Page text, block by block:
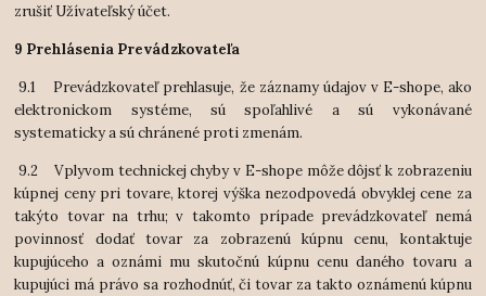
zrušiť Užívateľský účet.
9 Prehlásenia Prevádzkovateľa
9.1 Prevádzkovateľ prehlasuje, že záznamy údajov v E-shope, ako
elektronickom systéme, sú spoľahlivé a sú vykonávané
systematicky a sú chránené proti zmenám.
9.2 Vplyvom technickej chyby v E-shope môže dôjsť k zobrazeniu
kúpnej ceny pri tovare, ktorej výška nezodpovedá obvyklej cene za
takýto tovar na trhu; v takomto prípade prevádzkovateľ nemá
povinnosť dodať tovar za zobrazenú kúpnu cenu, kontaktuje
kupujúceho a oznámi mu skutočnú kúpnu cenu daného tovaru a
kupujúci má právo sa rozhodnúť, či tovar za takto oznámenú kúpnu